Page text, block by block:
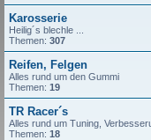
Karosserie
Heilig´s blechle ...
Themen: 307
Reifen, Felgen
Alles rund um den Gummi
Themen: 19
TR Racer´s
Alles rund um Tuning,
Themen: 18